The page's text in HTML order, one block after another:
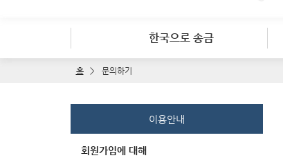
한국으로 송금
홈 문의하기
이용안내
회원가입에 대해